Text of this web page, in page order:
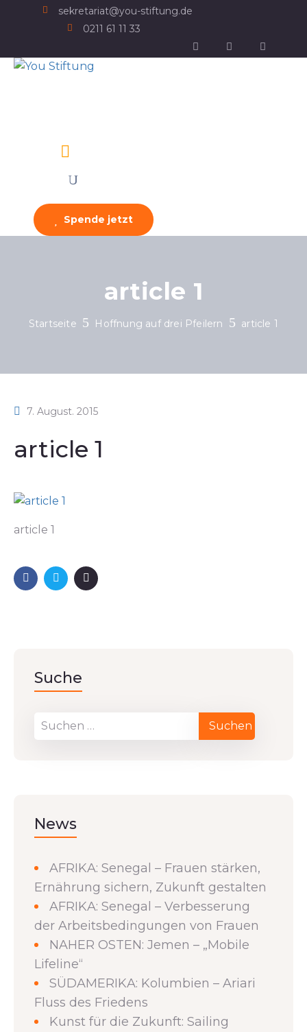
sekretariat@you-stiftung.de
0211 61 11 33
Spende jetzt
article 1
Startseite Hoffnung auf drei Pfeilern article 1
7. August. 2015
article 1
article 1
Suche
News
AFRIKA: Senegal – Frauen stärken,
Ernährung sichern, Zukunft gestalten
AFRIKA: Senegal – Verbesserung
der Arbeitsbedingungen von Frauen
NAHER OSTEN: Jemen – „Mobile
Lifeline“
SÜDAMERIKA: Kolumbien – Ariari
Fluss des Friedens
Kunst für die Zukunft: Sailing